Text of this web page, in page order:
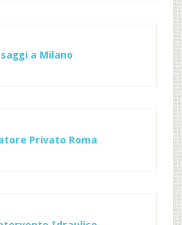
a Milano
Privato Roma